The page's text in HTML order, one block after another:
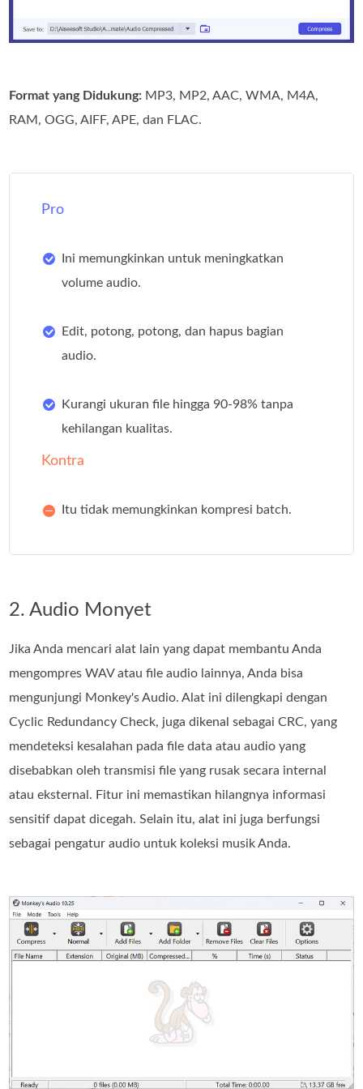
Format yang Didukung: MP3, MP2, AAC, WMA, M4A,
RAM, OGG, AIFF, APE, dan FLAC.
Pro
Ini memungkinkan untuk meningkatkan
volume audio.
Edit, potong, potong, dan hapus bagian
audio.
Kurangi ukuran file hingga 90-98% tanpa
kehilangan kualitas.
Kontra
Itu tidak memungkinkan kompresi batch.
2. Audio Monyet
Jika Anda mencari alat lain yang dapat membantu Anda
mengompres WAV atau file audio lainnya, Anda bisa
mengunjungi Monkey's Audio. Alat ini dilengkapi dengan
Cyclic Redundancy Check, juga dikenal sebagai CRC, yang
mendeteksi kesalahan pada file data atau audio yang
disebabkan oleh transmisi file yang rusak secara internal
atau eksternal. Fitur ini memastikan hilangnya informasi
sensitif dapat dicegah. Selain itu, alat ini juga berfungsi
sebagai pengatur audio untuk koleksi musik Anda.